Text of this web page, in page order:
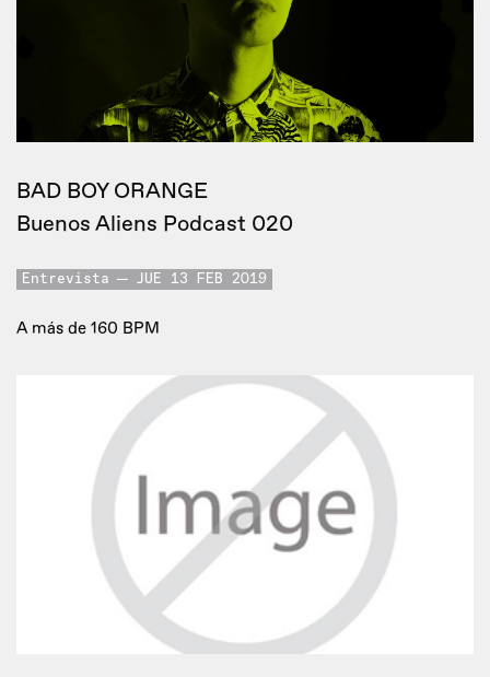
BAD BOY ORANGE
Buenos Aliens Podcast 020
Entrevista JUE 13 FEB 2019
A más de 160 BPM